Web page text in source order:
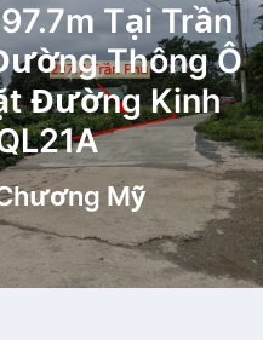
Tại Trần
Thông Ô
Đường Kinh
Mỹ